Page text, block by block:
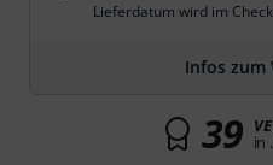
Lieferdatum wird im
Infos zum
39 in